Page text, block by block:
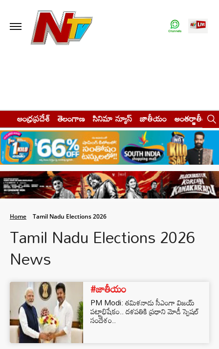
ఆంధ్రప్రదేశ్ తెలంగాణ సినిమా న్యూస్ జాతీయం అంతర్జాతీయం
Home Tamil Nadu Elections 2026
Tamil Nadu Elections 2026
News
#జాతీయం
PM Modi: తమిళనాడు సీఎంగా విజయ్
పట్టాభిషేకం.. దళపతికి ప్రధాని మోడీ స్పెషల్
సందేశం..